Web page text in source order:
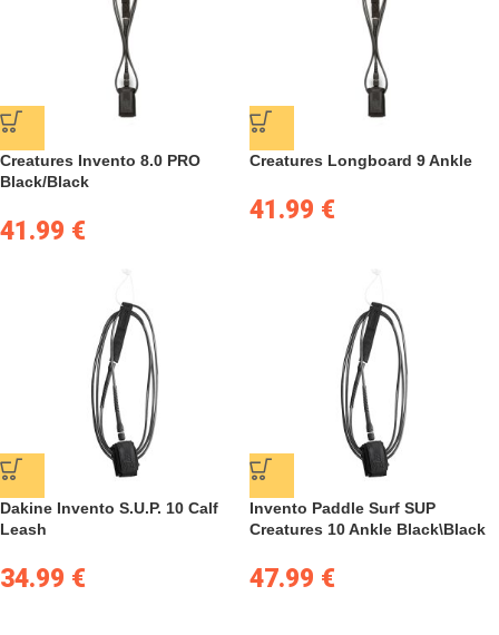
Creatures Invento 8.0 PRO
Black/Black
41.99 €
Creatures Longboard 9 Ankle
41.99 €
Dakine Invento S.U.P. 10 Calf
Leash
34.99 €
Invento Paddle Surf SUP
Creatures 10 Ankle Black\Black
47.99 €